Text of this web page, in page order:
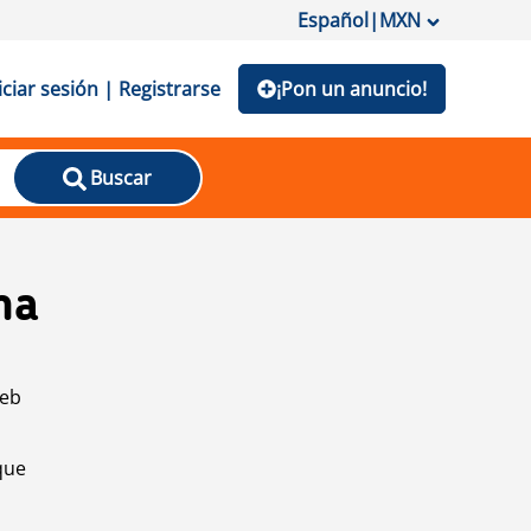
Español|MXN
sesión | Registrarse ¡Pon un anuncio!
Buscar